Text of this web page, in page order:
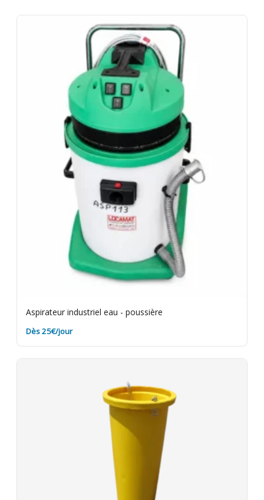
du matériel en bon état. Les burins et forets usés
sont facturés. Rapportez la machine sans poussière
excessive. Assurance bris de machine en option.
Aspirateur industriel eau - poussière
Dès 25€/jour